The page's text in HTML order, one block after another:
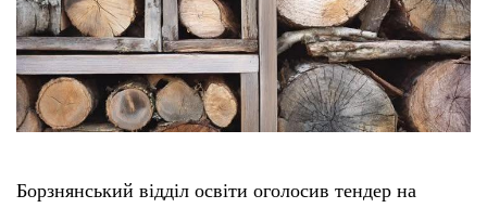
Борзнянський відділ освіти оголосив тендер на